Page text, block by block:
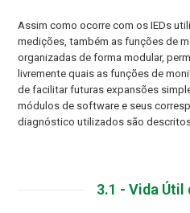
Assim como ocorre com os IEDs
medições, também as funções de
organizadas de forma modular,
livremente quais as funções de
de facilitar futuras expansões
módulos de software e seus
diagnóstico utilizados são
3.1 - Vida Útil